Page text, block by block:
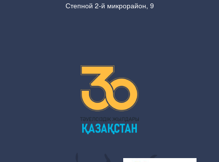
Степной 2-й микрорайон, 9